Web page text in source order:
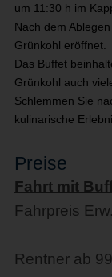
um 11:30 h im
Nach dem
Grünkohl eröffnet.
Das Buffet
Grünkohl auch
Schlemmen Sie
kulinarische
Preise
Fahrt mit
Fahrpreis
Rentner ab